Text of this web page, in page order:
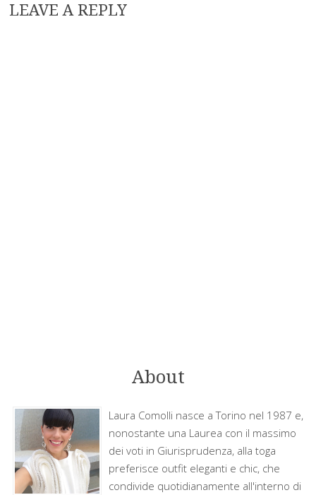
LEAVE A REPLY
About
Laura Comolli nasce a Torino nel 1987 e,
nonostante una Laurea con il massimo
dei voti in Giurisprudenza, alla toga
preferisce outfit eleganti e chic, che
condivide quotidianamente all'interno di